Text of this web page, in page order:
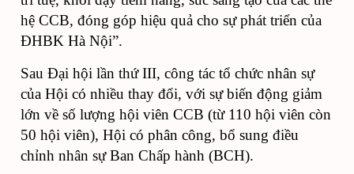
hệ CCB, đóng góp hiệu quả cho sự phát triển của
ĐHBK Hà Nội”.
Sau Đại hội lần thứ III, công tác tổ chức nhân sự
của Hội có nhiều thay đổi, với sự biến động giảm
lớn về số lượng hội viên CCB (từ 110 hội viên còn
50 hội viên), Hội có phân công, bổ sung điều
chỉnh nhân sự Ban Chấp hành (BCH).